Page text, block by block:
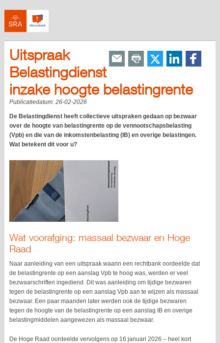
Uitspraak
Belastingdienst
inzake hoogte belastingrente
Publicatiedatum: 26-02-2026
De Belastingdienst heeft collectieve uitspraken gedaan op bezwaar
over de hoogte van belastingrente op de vennootschapsbelasting
(Vpb) en die van de inkomstenbelasting (IB) en overige belastingen.
Wat betekent dit voor u?
Wat voorafging: massaal bezwaar en Hoge
Raad
Naar aanleiding van een uitspraak waarin een rechtbank oordeelde dat
de belastingrente op een aanslag Vpb te hoog was, werden er veel
bezwaarschriften ingediend. Dit was aanleiding om tijdige bezwaren
tegen de belastingrente op een aanslag Vpb aan te wijzen als massaal
bezwaar. Een paar maanden later werden ook de tijdige bezwaren
tegen de hoogte van de belastingrente op een aanslag IB en overige
belastingmiddelen aangewezen als massaal bezwaar.
De Hoge Raad oordeelde vervolgens op 16 januari 2026 – heel kort